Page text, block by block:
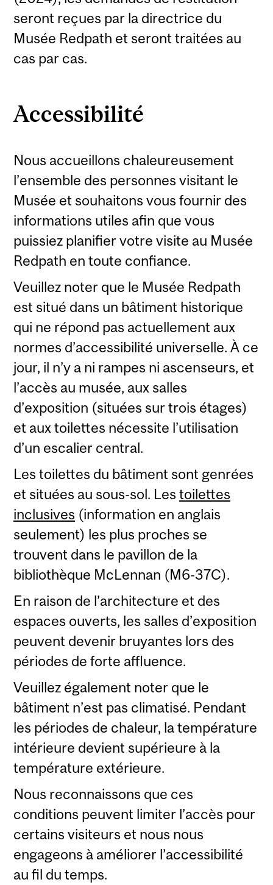
seront reçues par la directrice du
Musée Redpath et seront traitées au
cas par cas.
Accessibilité
Nous accueillons chaleureusement
l’ensemble des personnes visitant le
Musée et souhaitons vous fournir des
informations utiles afin que vous
puissiez planifier votre visite au Musée
Redpath en toute confiance.
Veuillez noter que le Musée Redpath
est situé dans un bâtiment historique
qui ne répond pas actuellement aux
normes d’accessibilité universelle. À ce
jour, il n’y a ni rampes ni ascenseurs, et
l’accès au musée, aux salles
d’exposition (situées sur trois étages)
et aux toilettes nécessite l’utilisation
d’un escalier central.
Les toilettes du bâtiment sont genrées
et situées au sous-sol. Les toilettes
inclusives (information en anglais
seulement) les plus proches se
trouvent dans le pavillon de la
bibliothèque McLennan (M6-37C).
En raison de l’architecture et des
espaces ouverts, les salles d’exposition
peuvent devenir bruyantes lors des
périodes de forte affluence.
Veuillez également noter que le
bâtiment n’est pas climatisé. Pendant
les périodes de chaleur, la température
intérieure devient supérieure à la
température extérieure.
Nous reconnaissons que ces
conditions peuvent limiter l’accès pour
certains visiteurs et nous nous
engageons à améliorer l’accessibilité
au fil du temps.